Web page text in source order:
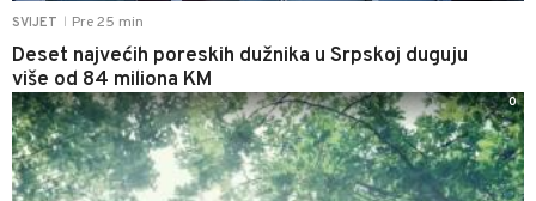
SVIJET Pre 25 min
Deset najvećih poreskih dužnika u Srpskoj duguju
više od 84 miliona KM
0